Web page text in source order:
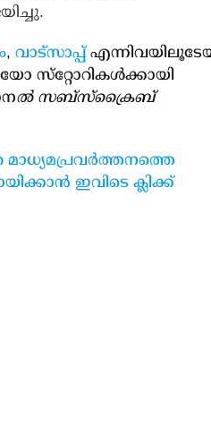
,വാട്‌സാപ്പ്
സ്‌റ്റോറികള്‍ക്കായി
ല്‍ സബ്‌സ്‌ക്രൈബ്
മാധ്യമപ്രവര്‍ത്തനത്തെ
ഇവിടെ ക്ലിക്ക്